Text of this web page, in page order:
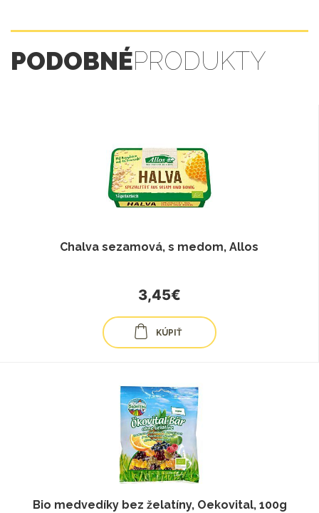
PODOBNÉPRODUKTY
Chalva sezamová, s medom, Allos
3,45€
KÚPIŤ
Bio medvedíky bez želatíny, Oekovital, 100g